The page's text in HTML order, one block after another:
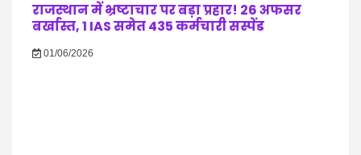
राजस्थान में भ्रष्टाचार पर बड़ा प्रहार! 26 अफसर
बर्खास्त, 1 IAS समेत 435 कर्मचारी सस्पेंड
01/06/2026